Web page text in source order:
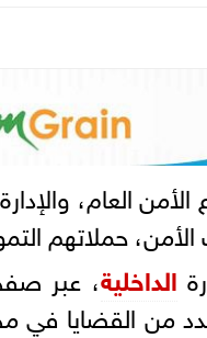
العام،
حملاتهم
الداخلية، عبر
من القضايا في